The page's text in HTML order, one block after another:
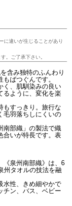
に違いが生じることがあり
。ご了承下さい。
含み独特のふんわり
ばつぐんです。
く、肌馴染みの良い
るように、変化を楽
もすっきり。旅行な
毛羽落ちしにくいの
南部織」の製法で織
合いが特長です。表
《泉州南部織》は、6
州タオルの技法を融
水性、きめ細やかで
チン、バス、ベビー